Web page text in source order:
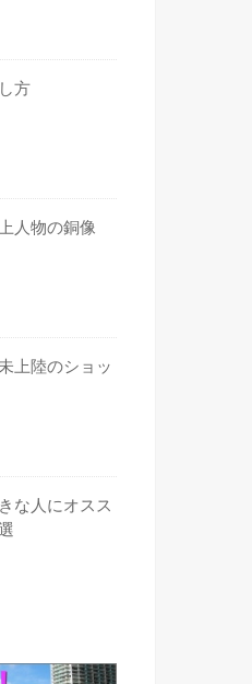
方
人物の銅像
上陸のショッ
な人にオスス